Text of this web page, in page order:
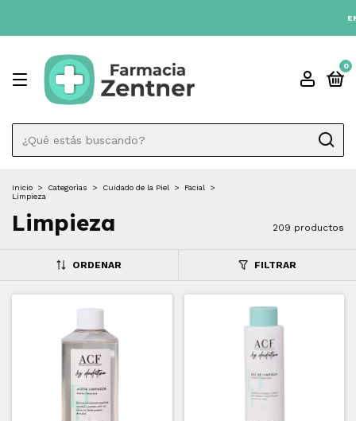
ENVIO GRATIS A
0
Inicio > Categorìas > Cuidado de la Piel > Facial
>
Limpieza
Limpieza 209 productos
ORDENAR FILTRAR